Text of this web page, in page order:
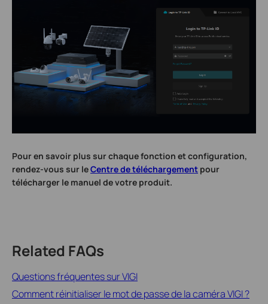
Pour en savoir plus sur chaque fonction et configuration,
rendez-vous sur leCentre de téléchargement pour
télécharger le manuel de votre produit.
Related FAQs
Questions fréquentes sur VIGI
Comment réinitialiser le mot de passe de la caméra VIGI ?